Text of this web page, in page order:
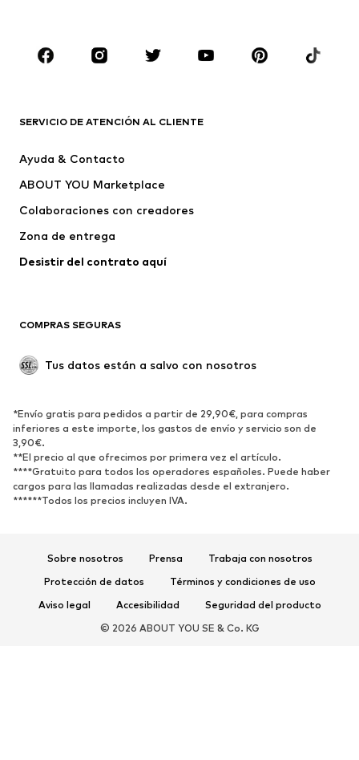
ROPA
Camisetas
Jeans
Pantalones
Ropa interior
Jerséis y cárdigans
Trajes y chaquetas
Ropa de baño
Nuevo
Tendencia
Zapatos bajos
Zapatos deportivos
Zapatos abiertos
DEPORTE
Ropa deportiva
Disciplinas deportivas
Complementos deportivos
COMPLEMENTOS
SERVICIO DE ATENCIÓN AL CLIENTE
Ayuda & Contacto
ABOUT YOU Marketplace
Colaboraciones con creadores
Zona de entrega
Desistir del contrato aquí
COMPRAS SEGURAS
Tus datos están a salvo con nosotros
*Envío gratis para pedidos a partir de 29,90€, para compras
inferiores a este importe, los gastos de envío y servicio son de
3,90€.
**El precio al que ofrecimos por primera vez el artículo.
****Gratuito para todos los operadores españoles. Puede haber
cargos para las llamadas realizadas desde el extranjero.
******Todos los precios incluyen IVA.
Sobre nosotros Prensa
Trabaja con nosotros
Protección de datos
Términos y condiciones de uso
Aviso legal
Accesibilidad
Seguridad del producto
© 2026 ABOUT YOU SE & Co. KG